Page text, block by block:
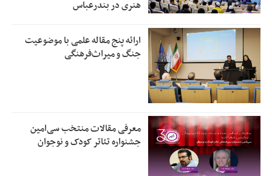
هنری در بندرعباس
ارائه پنج مقاله علمی با موضوعیت
جنگ و میراث‌فرهنگی
معرفی مقالات منتخب سی‌امین
جشنواره تئاتر کودک و نوجوان